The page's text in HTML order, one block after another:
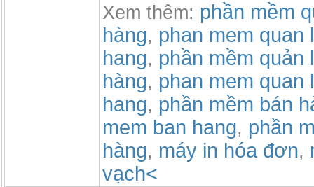
Xem thêm: phần mềm
hàng, phan mem quan
hang, phần mềm quản
hàng, phan mem quan
hang, phần mềm bán
mem ban hang, phần
hàng, máy in hóa đơn,
vạch<